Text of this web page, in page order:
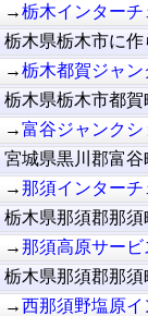
→栃木インターチ
栃木県栃木市に
→栃木都賀ジャン
栃木県栃木市都
→富谷ジャンクシ
宮城県黒川郡富
→那須インターチ
栃木県那須郡那
→那須高原サービ
栃木県那須郡那
→西那須野塩原